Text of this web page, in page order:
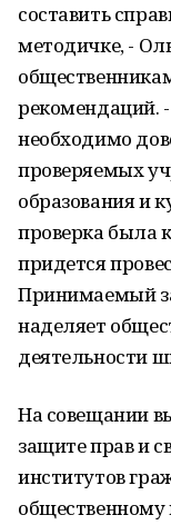
составить
методичке, -
рекомендаций.
необходимо
проверяемых
образования и
проверка была
придется
Принимаемый
наделяет
деятельности
На совещании
защите прав и
институтов
общественному